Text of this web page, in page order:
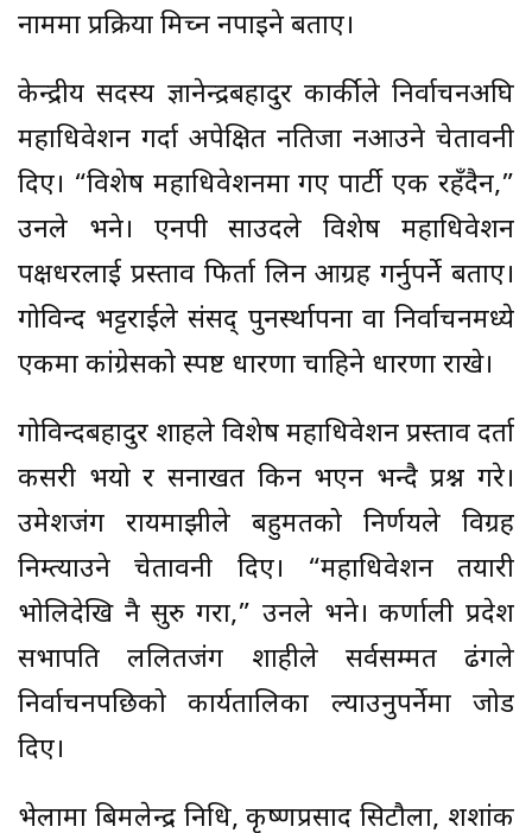
नाममा प्रक्रिया मिच्न नपाइने बताए।
केन्द्रीय सदस्य ज्ञानेन्द्रबहादुर कार्कीले निर्वाचनअघि
महाधिवेशन गर्दा अपेक्षित नतिजा नआउने चेतावनी
दिए। “विशेष महाधिवेशनमा गए पार्टी एक रहँदैन,”
उनले भने। एनपी साउदले विशेष महाधिवेशन
पक्षधरलाई प्रस्ताव फिर्ता लिन आग्रह गर्नुपर्ने बताए।
गोविन्द भट्टराईले संसद् पुनर्स्थापना वा निर्वाचनमध्ये
एकमा कांग्रेसको स्पष्ट धारणा चाहिने धारणा राखे।
गोविन्दबहादुर शाहले विशेष महाधिवेशन प्रस्ताव दर्ता
कसरी भयो र सनाखत किन भएन भन्दै प्रश्न गरे।
उमेशजंग रायमाझीले बहुमतको निर्णयले विग्रह
निम्त्याउने चेतावनी दिए। “महाधिवेशन तयारी
भोलिदेखि नै सुरु गरौं,” उनले भने। कर्णाली प्रदेश
सभापति ललितजंग शाहीले सर्वसम्मत ढंगले
निर्वाचनपछिको कार्यतालिका ल्याउनुपर्नेमा जोड
दिए।
भेलामा बिमलेन्द्र निधि, कृष्णप्रसाद सिटौला, शशांक